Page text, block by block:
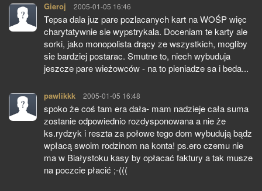
Gieroj pisze:
2005-01-05 16:46
Tepsa dala juz pare pozlacanych kart na WOŚP więc
charytatywnie sie wypstrykala. Doceniam te karty ale
sorki, jako monopolista drący ze wszystkich, mogliby
sie bardziej postarac. Smutne to, niech wybuduja
jeszcze pare wieżowców - na to pieniadze sa i beda...
pawlikkk pisze:
2005-01-05 16:48
spoko że coś tam era dała- mam nadzieje cała suma
zostanie odpowiednio rozdysponowana a nie że
ks.rydzyk i reszta za połowe tego dom wybudują bądz
wpłacą swoim rodzinom na konta! ps.ero czemu nie
ma w Białystoku kasy by opłacać faktury a tak musze
na poczcie płacić ;-(((